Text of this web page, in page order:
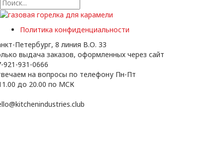
Политика конфиденциальности
Петербург, 8 линия В.О. 33
выдача заказов, оформленных через сайт
921-931-0666
на вопросы по телефону Пн-Пт
до 20.00 по МСК